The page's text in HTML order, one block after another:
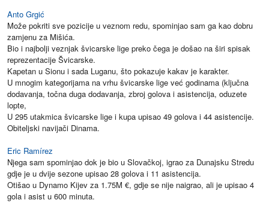
Anto Grgić
Može pokriti sve pozicije u veznom redu, spominjao sam ga kao dobru
zamjenu za Mišića.
Bio i najbolji veznjak švicarske lige preko čega je došao na širi spisak
reprezentacije Švicarske.
Kapetan u Sionu i sada Luganu, što pokazuje kakav je karakter.
U mnogim kategorijama na vrhu švicarske lige već godinama (ključna
dodavanja, točna duga dodavanja, zbroj golova i asistencija, oduzete
lopte,
U 295 utakmica švicarske lige i kupa upisao 49 golova i 44 asistencije.
Obiteljski navijači Dinama.
Eric Ramírez
Njega sam spominjao dok je bio u Slovačkoj, igrao za Dunajsku Stredu
gdje je u dvije sezone upisao 28 golova i 11 asistencija.
Otišao u Dynamo Kijev za 1.75M €, gdje se nije naigrao, ali je upisao 4
gola i asist u 600 minuta.